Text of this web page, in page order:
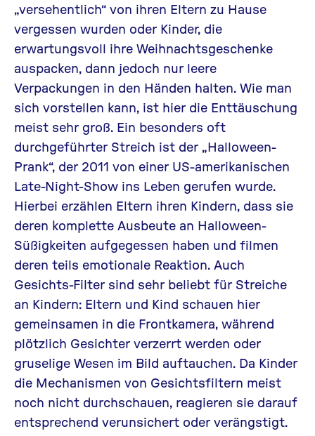
„versehentlich“ von ihren Eltern zu Hause
vergessen wurden oder Kinder, die
erwartungsvoll ihre Weihnachtsgeschenke
auspacken, dann jedoch nur leere
Verpackungen in den Händen halten. Wie man
sich vorstellen kann, ist hier die Enttäuschung
meist sehr groß. Ein besonders oft
durchgeführter Streich ist der „Halloween-
Prank“, der 2011 von einer US-amerikanischen
Late-Night-Show ins Leben gerufen wurde.
Hierbei erzählen Eltern ihren Kindern, dass sie
deren komplette Ausbeute an Halloween-
Süßigkeiten aufgegessen haben und filmen
deren teils emotionale Reaktion. Auch
Gesichts-Filtersind sehr beliebt für Streiche
an Kindern: Eltern und Kind schauen hier
gemeinsamen in die Frontkamera, während
plötzlich Gesichter verzerrt werden oder
gruselige Wesen im Bild auftauchen. Da Kinder
die Mechanismen von Gesichtsfiltern meist
noch nicht durchschauen, reagieren sie darauf
entsprechend verunsichert oder verängstigt.